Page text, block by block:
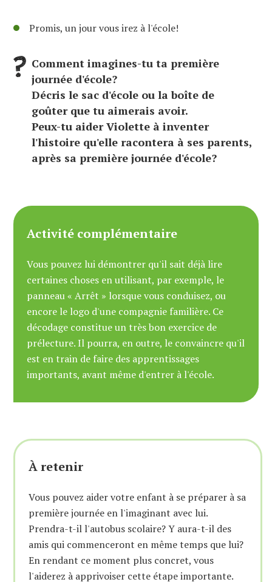
Promis, un jour vous irez à l'école!
Comment imagines-tu ta première
journée d'école?
Décris le sac d'école ou la boîte de
goûter que tu aimerais avoir.
Peux-tu aider Violette à inventer
l'histoire qu'elle racontera à ses parents,
après sa première journée d'école?
Activité complémentaire
Vous pouvez lui démontrer qu'il sait déjà lire
certaines choses en utilisant, par exemple, le
panneau « Arrêt » lorsque vous conduisez, ou
encore le logo d'une compagnie familière. Ce
décodage constitue un très bon exercice de
prélecture. Il pourra, en outre, le convaincre qu'il
est en train de faire des apprentissages
importants, avant même d'entrer à l'école.
À retenir
Vous pouvez aider votre enfant à se préparer à sa
première journée en l'imaginant avec lui.
Prendra-t-il l'autobus scolaire? Y aura-t-il des
amis qui commenceront en même temps que lui?
En rendant ce moment plus concret, vous
l'aiderez à apprivoiser cette étape importante.